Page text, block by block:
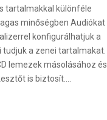
tartalmakkal különféle
minőségben Audiókat
konfigurálhatjuk a
a zenei tartalmakat.
lemezek másolásához és
is biztosít....